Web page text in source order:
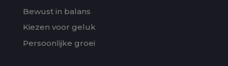
Bewust in balans
Kiezen voor geluk
Persoonlijke groei